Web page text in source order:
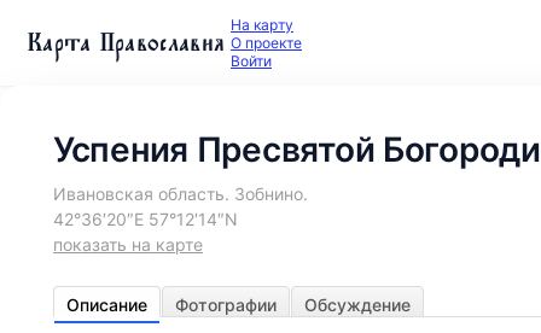
Карта Православия На карту
О проекте
Войти
Успения Пресвятой
Ивановская область. Зобнино.
42°36′20″E 57°12′14″N
показать на карте
Описание Фотографии Обсуждение